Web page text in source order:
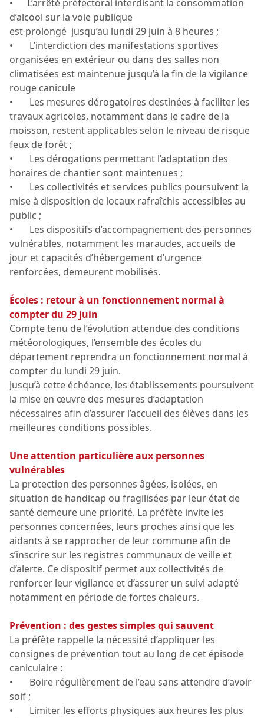
• L’arrêté préfectoral interdisant la consommation
d’alcool sur la voie publique
est prolongé jusqu’au lundi 29 juin à 8 heures ;
• L’interdiction des manifestations sportives
organisées en extérieur ou dans des salles non
climatisées est maintenue jusqu’à la fin de la vigilance
rouge canicule
• Les mesures dérogatoires destinées à faciliter les
travaux agricoles, notamment dans le cadre de la
moisson, restent applicables selon le niveau de risque
feux de forêt ;
• Les dérogations permettant l’adaptation des
horaires de chantier sont maintenues ;
• Les collectivités et services publics poursuivent la
mise à disposition de locaux rafraîchis accessibles au
public ;
• Les dispositifs d’accompagnement des personnes
vulnérables, notamment les maraudes, accueils de
jour et capacités d’hébergement d’urgence
renforcées, demeurent mobilisés.
Écoles : retour à un fonctionnement normal à
compter du 29 juin
Compte tenu de l’évolution attendue des conditions
météorologiques, l’ensemble des écoles du
département reprendra un fonctionnement normal à
compter du lundi 29 juin.
Jusqu’à cette échéance, les établissements poursuivent
la mise en œuvre des mesures d’adaptation
nécessaires afin d’assurer l’accueil des élèves dans les
meilleures conditions possibles.
Une attention particulière aux personnes
vulnérables
La protection des personnes âgées, isolées, en
situation de handicap ou fragilisées par leur état de
santé demeure une priorité. La préfète invite les
personnes concernées, leurs proches ainsi que les
aidants à se rapprocher de leur commune afin de
s’inscrire sur les registres communaux de veille et
d’alerte. Ce dispositif permet aux collectivités de
renforcer leur vigilance et d’assurer un suivi adapté
notamment en période de fortes chaleurs.
Prévention : des gestes simples qui sauvent
La préfète rappelle la nécessité d’appliquer les
consignes de prévention tout au long de cet épisode
caniculaire :
• Boire régulièrement de l’eau sans attendre d’avoir
soif ;
• Limiter les efforts physiques aux heures les plus